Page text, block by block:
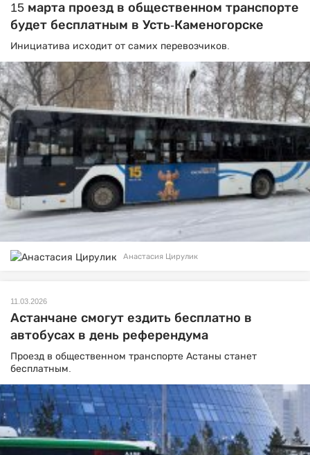
15 марта проезд в общественном транспорте
будет бесплатным в Усть-Каменогорске
Инициатива исходит от самих перевозчиков.
Анастасия Цирулик
11.03.2026
Астанчане смогут ездить бесплатно в
автобусах в день референдума
Проезд в общественном транспорте Астаны станет
бесплатным.